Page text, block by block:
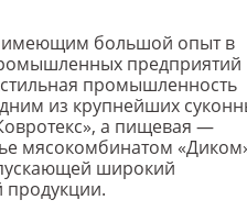
имеющим большой опыт в
предприятий
промышленность
из крупнейших
а пищевая —
мясокомбинатом
широкий
продукции.